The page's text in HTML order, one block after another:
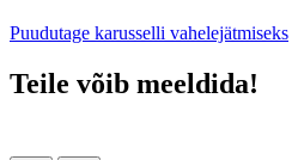
Puudutage karusselli vahelejätmiseks
Teile võib meeldida!